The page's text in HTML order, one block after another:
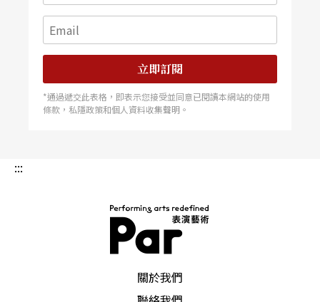
立即訂閱
*通過遞交此表格，即表示您接受並同意已閱讀本網站的使用
條款，私隱政策和個人資料收集聲明。
:::
關於我們